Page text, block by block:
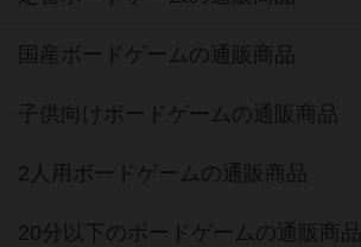
国産ボードゲームの通販商品
子供向けボードゲームの通販商品
2人用ボードゲームの通販商品
20分以下のボードゲームの通販商品